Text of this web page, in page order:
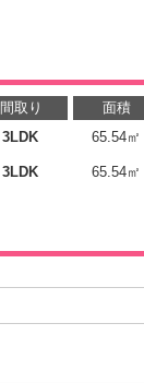
間取り 面積
3LDK 65.54㎡
3LDK 65.54㎡